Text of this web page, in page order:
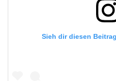
Sieh dir diesen